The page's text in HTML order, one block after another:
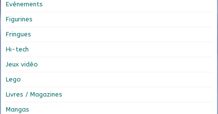
Evénements
Figurines
Fringues
Hi-tech
Jeux vidéo
Lego
Livres / Magazines
Mangas